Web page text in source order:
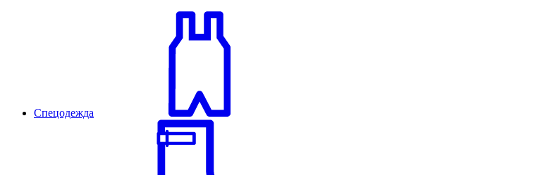
Спецодежда